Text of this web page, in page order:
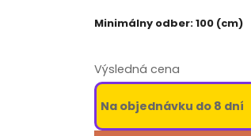
Minimálny odber: 100 (cm)
Výsledná cena
Na objednávku do 8 dní